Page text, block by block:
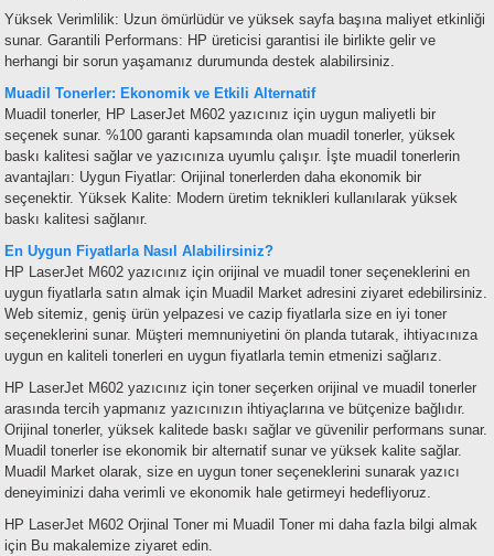
Yüksek Verimlilik: Uzun ömürlüdür ve yüksek sayfa başına maliyet etkinliği
sunar. Garantili Performans: HP üreticisi garantisi ile birlikte gelir ve
herhangi bir sorun yaşamanız durumunda destek alabilirsiniz.
Muadil Tonerler: Ekonomik ve Etkili Alternatif
Muadil tonerler, HP LaserJet M602 yazıcınız için uygun maliyetli bir
seçenek sunar. %100 garanti kapsamında olan muadil tonerler, yüksek
baskı kalitesi sağlar ve yazıcınıza uyumlu çalışır. İşte muadil tonerlerin
avantajları: Uygun Fiyatlar: Orijinal tonerlerden daha ekonomik bir
seçenektir. Yüksek Kalite: Modern üretim teknikleri kullanılarak yüksek
baskı kalitesi sağlanır.
En Uygun Fiyatlarla Nasıl Alabilirsiniz?
HP LaserJet M602 yazıcınız için orijinal ve muadil toner seçeneklerini en
uygun fiyatlarla satın almak için Muadil Market adresini ziyaret edebilirsiniz.
Web sitemiz, geniş ürün yelpazesi ve cazip fiyatlarla size en iyi toner
seçeneklerini sunar. Müşteri memnuniyetini ön planda tutarak, ihtiyacınıza
uygun en kaliteli tonerleri en uygun fiyatlarla temin etmenizi sağlarız.
HP LaserJet M602 yazıcınız için toner seçerken orijinal ve muadil tonerler
arasında tercih yapmanız yazıcınızın ihtiyaçlarına ve bütçenize bağlıdır.
Orijinal tonerler, yüksek kalitede baskı sağlar ve güvenilir performans sunar.
Muadil tonerler ise ekonomik bir alternatif sunar ve yüksek kalite sağlar.
Muadil Market olarak, size en uygun toner seçeneklerini sunarak yazıcı
deneyiminizi daha verimli ve ekonomik hale getirmeyi hedefliyoruz.
HP LaserJet M602 Orjinal Toner mi Muadil Toner mi daha fazla bilgi almak
için Bu makalemize ziyaret edin.